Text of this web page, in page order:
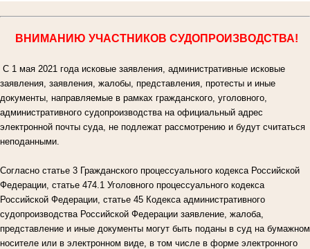
ВНИМАНИЮ УЧАСТНИКОВ СУДОПРОИЗВОДСТВА!
С 1 мая 2021 года исковые заявления, административные исковые
заявления, заявления, жалобы, представления, протесты и иные
документы, направляемые в рамках гражданского, уголовного,
административного судопроизводства на официальный адрес
электронной почты суда, не подлежат рассмотрению и будут считаться
неподанными.
Согласно статье 3 Гражданского процессуального кодекса Российской
Федерации, статье 474.1 Уголовного процессуального кодекса
Российской Федерации, статье 45 Кодекса административного
судопроизводства Российской Федерации заявление, жалоба,
представление и иные документы могут быть поданы в суд на бумажном
носителе или в электронном виде, в том числе в форме электронного